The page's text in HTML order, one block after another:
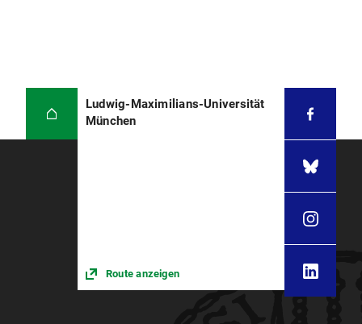
Ludwig-Maximilians-Universität
München
Route anzeigen